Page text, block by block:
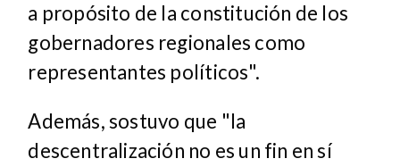
a propósito de la constitución de los
gobernadores regionales como
representantes políticos".
Además, sostuvo que "la
descentralización no es un fin en sí